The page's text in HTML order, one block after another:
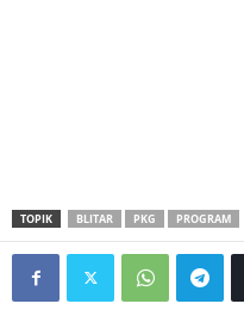
TOPIK BLITAR PKG PROGRAM